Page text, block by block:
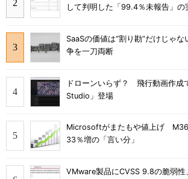
して判明した「99.4％未報告」の
SaaSの価値は“割り勘”だけじゃ
争を一刀両断
ドローンいらず？ 飛行動画作成
Studio」登場
Microsoftがまたもや値上げ
33％増の「言い分」
VMware製品にCVSS 9.8の脆弱